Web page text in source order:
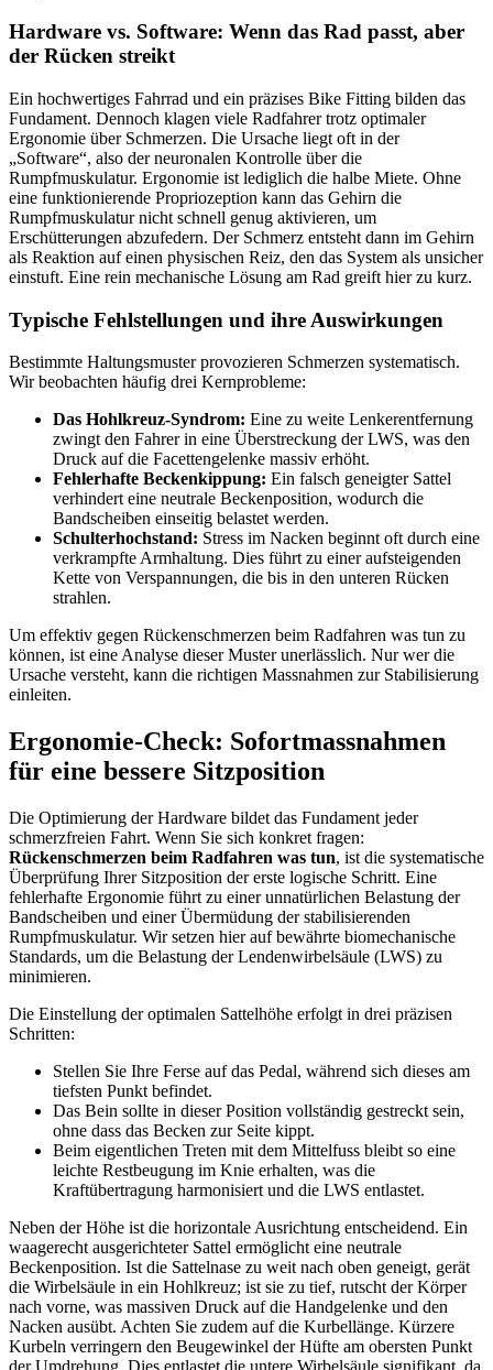
Hardware vs. Software: Wenn das Rad passt, aber
der Rücken streikt
Ein hochwertiges Fahrrad und ein präzises Bike Fitting bilden das
Fundament. Dennoch klagen viele Radfahrer trotz optimaler
Ergonomie über Schmerzen. Die Ursache liegt oft in der
„Software“, also der neuronalen Kontrolle über die
Rumpfmuskulatur. Ergonomie ist lediglich die halbe Miete. Ohne
eine funktionierende Propriozeption kann das Gehirn die
Rumpfmuskulatur nicht schnell genug aktivieren, um
Erschütterungen abzufedern. Der Schmerz entsteht dann im Gehirn
als Reaktion auf einen physischen Reiz, den das System als unsicher
einstuft. Eine rein mechanische Lösung am Rad greift hier zu kurz.
Typische Fehlstellungen und ihre Auswirkungen
Bestimmte Haltungsmuster provozieren Schmerzen systematisch.
Wir beobachten häufig drei Kernprobleme:
Das Hohlkreuz-Syndrom: Eine zu weite Lenkerentfernung
zwingt den Fahrer in eine Überstreckung der LWS, was den
Druck auf die Facettengelenke massiv erhöht.
Fehlerhafte Beckenkippung: Ein falsch geneigter Sattel
verhindert eine neutrale Beckenposition, wodurch die
Bandscheiben einseitig belastet werden.
Schulterhochstand: Stress im Nacken beginnt oft durch eine
verkrampfte Armhaltung. Dies führt zu einer aufsteigenden
Kette von Verspannungen, die bis in den unteren Rücken
strahlen.
Um effektiv gegen Rückenschmerzen beim Radfahren was tun zu
können, ist eine Analyse dieser Muster unerlässlich. Nur wer die
Ursache versteht, kann die richtigen Massnahmen zur Stabilisierung
einleiten.
Ergonomie-Check: Sofortmassnahmen
für eine bessere Sitzposition
Die Optimierung der Hardware bildet das Fundament jeder
schmerzfreien Fahrt. Wenn Sie sich konkret fragen:
Rückenschmerzen beim Radfahren was tun, ist die systematische
Überprüfung Ihrer Sitzposition der erste logische Schritt. Eine
fehlerhafte Ergonomie führt zu einer unnatürlichen Belastung der
Bandscheiben und einer Übermüdung der stabilisierenden
Rumpfmuskulatur. Wir setzen hier auf bewährte biomechanische
Standards, um die Belastung der Lendenwirbelsäule (LWS) zu
minimieren.
Die Einstellung der optimalen Sattelhöhe erfolgt in drei präzisen
Schritten:
Stellen Sie Ihre Ferse auf das Pedal, während sich dieses am
tiefsten Punkt befindet.
Das Bein sollte in dieser Position vollständig gestreckt sein,
ohne dass das Becken zur Seite kippt.
Beim eigentlichen Treten mit dem Mittelfuss bleibt so eine
leichte Restbeugung im Knie erhalten, was die
Kraftübertragung harmonisiert und die LWS entlastet.
Neben der Höhe ist die horizontale Ausrichtung entscheidend. Ein
waagerecht ausgerichteter Sattel ermöglicht eine neutrale
Beckenposition. Ist die Sattelnase zu weit nach oben geneigt, gerät
die Wirbelsäule in ein Hohlkreuz; ist sie zu tief, rutscht der Körper
nach vorne, was massiven Druck auf die Handgelenke und den
Nacken ausübt. Achten Sie zudem auf die Kurbellänge. Kürzere
Kurbeln verringern den Beugewinkel der Hüfte am obersten Punkt